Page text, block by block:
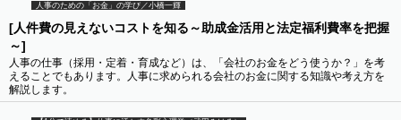
人事のための「お金」の学び／小橋一輝
[人件費の見えないコストを知る～助成金活用と法定福利費率を把握
～]
人事の仕事（採用・定着・育成など）は、「会社のお金をどう使うか？」を考
えることでもあります。人事に求められる会社のお金に関する知識や考え方を
解説します。